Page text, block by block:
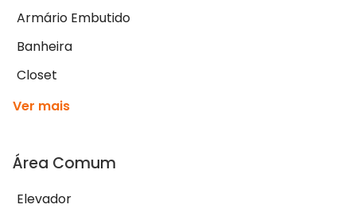
Armário Embutido
Banheira
Closet
Ver mais
Área Comum
Elevador